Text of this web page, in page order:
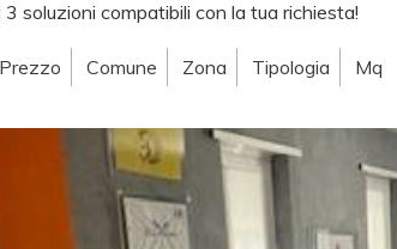
soluzioni compatibili con la tua richiesta!
Prezzo Comune Zona Tipologia Mq